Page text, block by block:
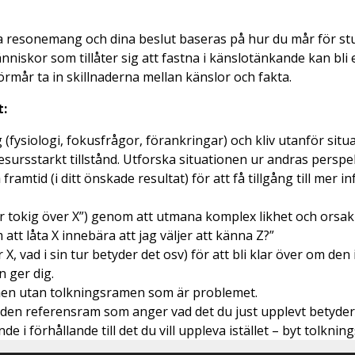
och dina beslut baseras på hur du mår för
som tillåter sig att fastna i känslotänkande kan bli
ta in skillnaderna mellan känslor och fakta.
(fysiologi, fokusfrågor, förankringar) och kliv utanför
tillstånd. Utforska situationen ur andras
(i ditt önskade resultat) för att få tillgång till mer
över X”) genom att utmana komplex likhet och
att låta X innebära att jag väljer att känna Z?”
vad i sin tur betyder det osv) för att bli klar över om
ger dig.
utan tolkningsramen som är problemet.
referensram som anger vad det du just upplevt
i förhållande till det du vill uppleva istället – byt